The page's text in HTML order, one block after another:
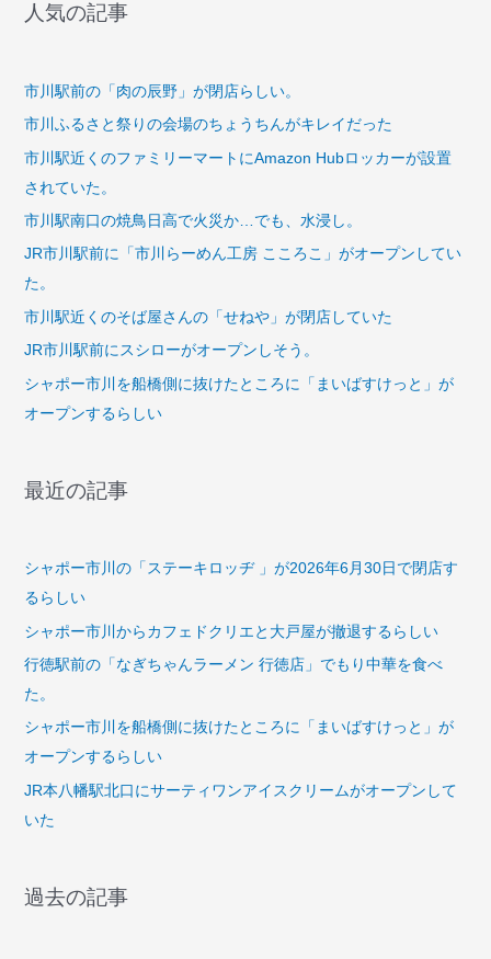
子
ラ
見
し
て
き
人気の記事
市川駅前の「肉の辰野」が閉店らしい。
市川ふるさと祭りの会場のちょうちんがキレイだった
市川駅近くのファミリーマートにAmazon Hubロッカーが設置
されていた。
市川駅南口の焼鳥日高で火災か…でも、水浸し。
JR市川駅前に「市川らーめん工房 こころこ」がオープンしてい
た。
市川駅近くのそば屋さんの「せねや」が閉店していた
JR市川駅前にスシローがオープンしそう。
シャポー市川を船橋側に抜けたところに「まいばすけっと」が
オープンするらしい
最近の記事
シャポー市川の「ステーキロッヂ 」が2026年6月30日で閉店す
るらしい
シャポー市川からカフェドクリエと大戸屋が撤退するらしい
行徳駅前の「なぎちゃんラーメン 行徳店」でもり中華を食べ
た。
シャポー市川を船橋側に抜けたところに「まいばすけっと」が
オープンするらしい
JR本八幡駅北口にサーティワンアイスクリームがオープンして
いた
過去の記事